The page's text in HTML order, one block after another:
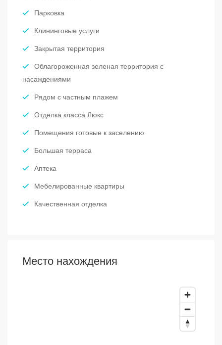
Парковка
Клининговые услуги
Закрытая территория
Облагороженная зеленая территория с
насаждениями
Рядом с частным плажем
Отделка класса Люкс
Помещения готовые к заселению
Большая терраса
Аптека
Мебелированные квартиры
Качественная отделка
Место нахождения